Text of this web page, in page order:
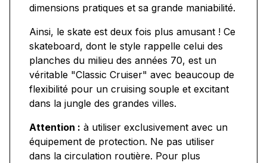
dimensions pratiques et sa grande maniabilité.
Ainsi, le skate est deux fois plus amusant ! Ce
skateboard, dont le style rappelle celui des
planches du milieu des années 70, est un
véritable "Classic Cruiser" avec beaucoup de
flexibilité pour un cruising souple et excitant
dans la jungle des grandes villes.
Attention : à utiliser exclusivement avec un
équipement de protection. Ne pas utiliser
dans la circulation routière. Pour plus